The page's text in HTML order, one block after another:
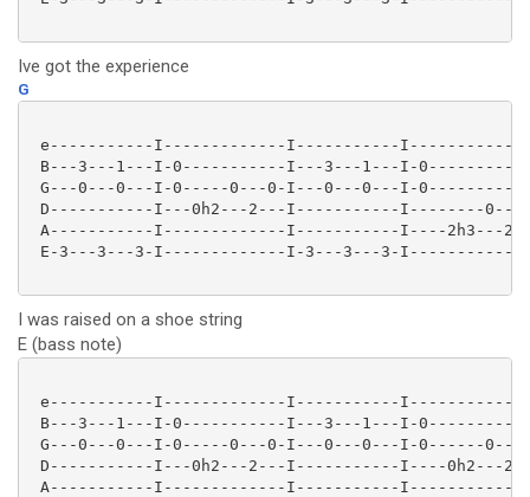
Ive got the experience
G
e-----------I-------------I-----------
B---3---1---I-0-----------I---3---1---I-
G---0---0---I-0-----0---0-I---0---0---I-
D-----------I---0h2---2---I-----------I--------
A-----------I-------------I-----------I----2h3---2-
E-3---3---3-I-------------I-3---3---3-
I was raised on a shoe string
E (bass note)
e-----------I-------------I-----------
B---3---1---I-0-----------I---3---1---I-
G---0---0---I-0-----0---0-I---0---0---I-0------0---
D-----------I---0h2---2---I-----------I----0h2---
A-----------I-------------I-----------